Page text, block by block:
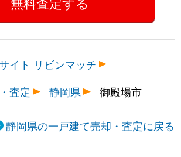
イト リビンマッチ
査定
静岡県 御殿場市
静岡県の一戸建て売却・査定に戻る